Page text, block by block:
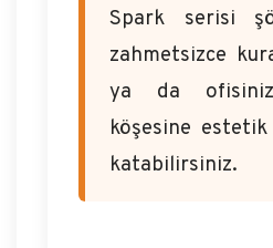
Spark serisi
zahmetsizce
ya da
köşesine
katabilirsiniz.